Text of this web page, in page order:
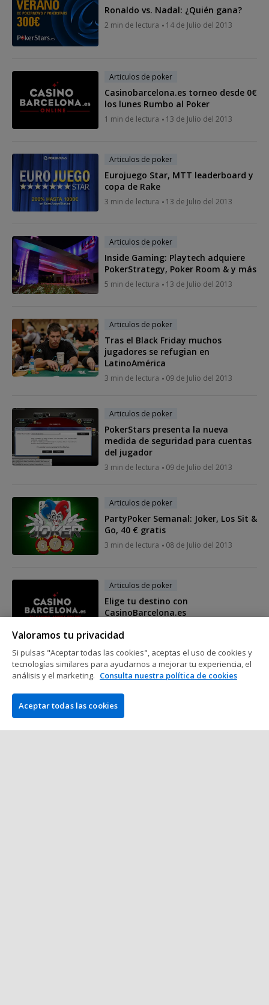
Ronaldo vs. Nadal: ¿Quién gana?
2 min de lectura 14 de Julio del 2013
Articulos de poker
Casinobarcelona.es torneo desde 0€
los lunes Rumbo al Poker
1 min de lectura 13 de Julio del 2013
Articulos de poker
Eurojuego Star, MTT leaderboard y
copa de Rake
3 min de lectura 13 de Julio del 2013
Articulos de poker
Inside Gaming: Playtech adquiere
PokerStrategy, Poker Room & y más
5 min de lectura 13 de Julio del 2013
Articulos de poker
Tras el Black Friday muchos
jugadores se refugian en
LatinoAmérica
3 min de lectura 09 de Julio del 2013
Articulos de poker
PokerStars presenta la nueva
medida de seguridad para cuentas
del jugador
3 min de lectura 09 de Julio del 2013
Articulos de poker
PartyPoker Semanal: Joker, Los Sit &
Go, 40 € gratis
3 min de lectura 08 de Julio del 2013
Articulos de poker
Elige tu destino con
CasinoBarcelona.es
Mostrar más mensajes
Valoramos tu privacidad
Si pulsas "Aceptar todas las cookies", aceptas el uso de cookies y
tecnologías similares para ayudarnos a mejorar tu experiencia, el
análisis y el marketing. Consulta nuestra política de cookies
Aceptar todas las cookies